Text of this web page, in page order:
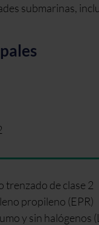
submarinas,
trenzado de clase 2
propileno (EPR)
y sin halógenos